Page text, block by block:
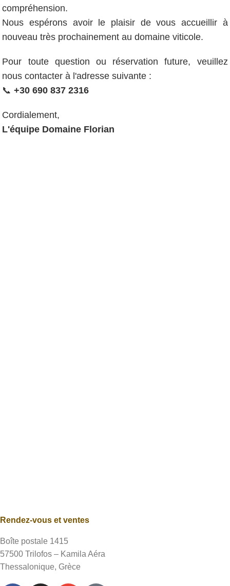
compréhension.
Nous espérons avoir le plaisir de vous accueillir à
nouveau très prochainement au domaine viticole.
Pour toute question ou réservation future, veuillez
nous contacter à l'adresse suivante :
📞+30 690 837 2316
Cordialement,
L'équipe Domaine Florian
Rendez-vous et ventes
Boîte postale 1415
57500 Trilofos – Kamila Aéra
Thessalonique, Grèce